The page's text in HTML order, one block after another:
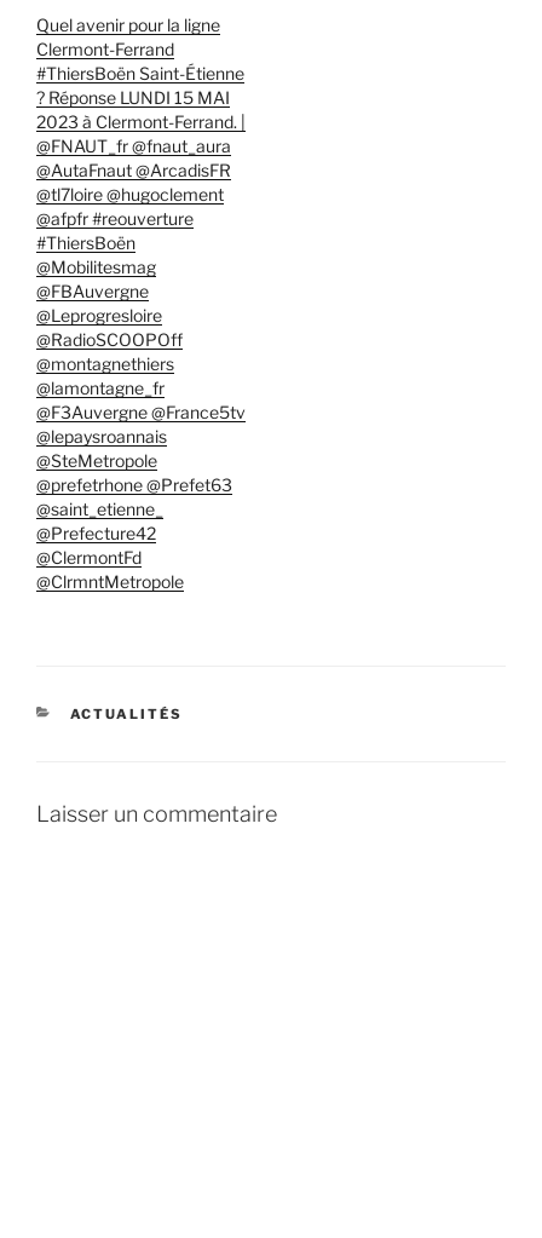
Quel avenir pour la ligne
Clermont-Ferrand
#ThiersBoën Saint-Étienne
? Réponse LUNDI 15 MAI
2023 à Clermont-Ferrand. |
@FNAUT_fr @fnaut_aura
@AutaFnaut @ArcadisFR
@tl7loire @hugoclement
@afpfr #reouverture
#ThiersBoën
@Mobilitesmag
@FBAuvergne
@Leprogresloire
@RadioSCOOPOff
@montagnethiers
@lamontagne_fr
@F3Auvergne @France5tv
@lepaysroannais
@SteMetropole
@prefetrhone @Prefet63
@saint_etienne_
@Prefecture42
@ClermontFd
@ClrmntMetropole
CATÉGORIES
ACTUALITÉS
Laisser un commentaire